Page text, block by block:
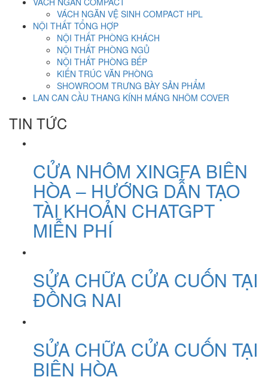
VÁCH NGĂN VỆ SINH COMPACT HPL
NỘI THẤT TỔNG HỢP
NỘI THẤT PHÒNG KHÁCH
NỘI THẤT PHÒNG NGỦ
NỘI THẤT PHÒNG BẾP
KIẾN TRÚC VĂN PHÒNG
SHOWROOM TRƯNG BÀY SẢN PHẨM
LAN CAN CẦU THANG KÍNH MÁNG NHÔM COVER
TIN TỨC
CỬA NHÔM XINGFA BIÊN
HÒA – HƯỚNG DẪN TẠO
TÀI KHOẢN CHATGPT
MIỄN PHÍ
SỬA CHỮA CỬA CUỐN TẠI
ĐỒNG NAI
SỬA CHỮA CỬA CUỐN TẠI
BIÊN HÒA